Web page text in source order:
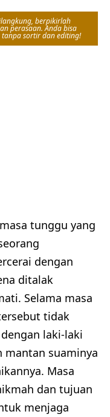
berpikirlah
perasaan. Anda bisa
sortir dan editing!
tunggu yang
dengan
ditalak
Selama masa
tidak
laki-laki
mantan suaminya
Masa
dan tujuan
menjaga